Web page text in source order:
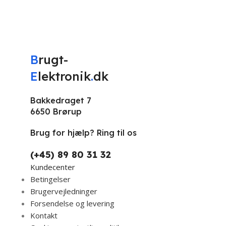
Brugt-
Elektronik.dk
Bakkedraget 7
6650 Brørup
Brug for hjælp? Ring til os
(+45) 89 80 31 32
Kundecenter
Betingelser
Brugervejledninger
Forsendelse og levering
Kontakt